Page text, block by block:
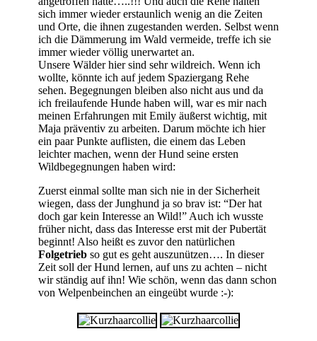
sich immer wieder erstaunlich wenig an die Zeiten
und Orte, die ihnen zugestanden werden. Selbst wenn
ich die Dämmerung im Wald vermeide, treffe ich sie
immer wieder völlig unerwartet an.
Unsere Wälder hier sind sehr wildreich. Wenn ich
wollte, könnte ich auf jedem Spaziergang Rehe
sehen. Begegnungen bleiben also nicht aus und da
ich freilaufende Hunde haben will, war es mir nach
meinen Erfahrungen mit Emily äußerst wichtig, mit
Maja präventiv zu arbeiten. Darum möchte ich hier
ein paar Punkte auflisten, die einem das Leben
leichter machen, wenn der Hund seine ersten
Wildbegegnungen haben wird:
Zuerst einmal sollte man sich nie in der Sicherheit
wiegen, dass der Junghund ja so brav ist: “Der hat
doch gar kein Interesse an Wild!” Auch ich wusste
früher nicht, dass das Interesse erst mit der Pubertät
beginnt! Also heißt es zuvor den natürlichen
Folgetrieb so gut es geht auszunützen…. In dieser
Zeit soll der Hund lernen, auf uns zu achten – nicht
wir ständig auf ihn! Wie schön, wenn das dann schon
von Welpenbeinchen an eingeübt wurde :-):